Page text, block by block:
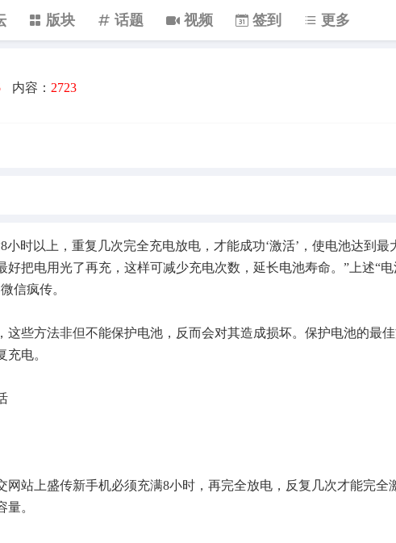
版块 话题 视频 签到 更多
内容： 2723
时以上，重复几次完全充电放电，才能成功‘激活’，使电池达到最
好把电用光了再充，这样可减少充电次数，延长电池寿命。”上述“电
信疯传。
些方法非但不能保护电池，反而会对其造成损坏。保护电池的最
电。
站上盛传新手机必须充满8小时，再完全放电，反复几次才能完全
。